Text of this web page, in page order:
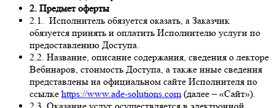
2. Предмет оферты
2.1. Исполнитель обязуется оказать, а Заказчик
обязуется принять и оплатить Исполнителю услуги по
предоставлению Доступа.
2.2. Название, описание содержания, сведения о лекторе
Вебинаров, стоимость Доступа, а также иные сведения
представлены на официальном сайте Исполнителя по
ссылке https://www.ade-solutions.com(далее – «Сайт»).